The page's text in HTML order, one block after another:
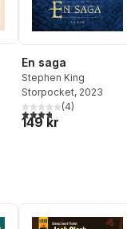
antal röster:
En saga
Stephen King
Storpocket, 2023
3,8utav 5 stjärnor.
(4)
149 kr